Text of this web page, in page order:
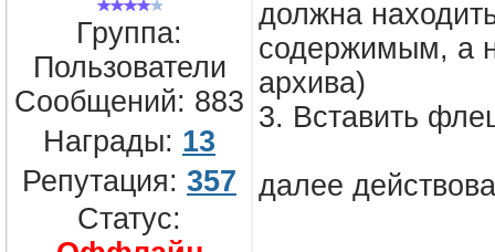
Группа:
Пользователи
Сообщений: 883
Награды: 13
Репутация: 357
Статус:
должна
содержимым, а
архива)
3. Вставить
далее